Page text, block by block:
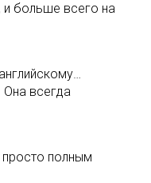
и больше всего на
Она всегда
полным